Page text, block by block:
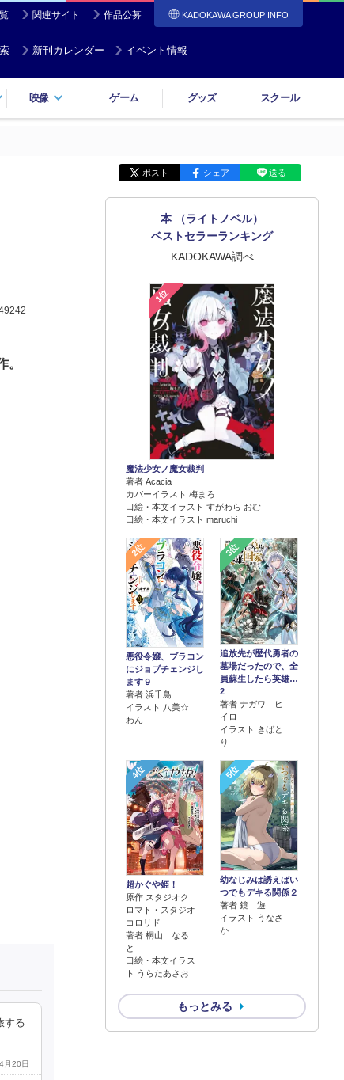
関連サイト 作品公募 KADOKAWA GROUP INFO
新刊カレンダー イベント情報
映像 ゲーム グッズ スクール
ポスト シェア 送る
。
する
月20日
本 （ライトノベル）
ベストセラーランキング
KADOKAWA調べ
1位
魔法少女ノ魔女裁判
著者 Acacia
カバーイラスト 梅まろ
口絵・本文イラスト すがわら おむ
口絵・本文イラスト maruchi
2位
悪役令嬢、ブラコン
にジョブチェンジし
ます９
著者 浜千鳥
イラスト 八美☆
わん
3位
追放先が歴代勇者の
墓場だったので、全
員蘇生したら英雄…
2
著者 ナガワ ヒ
イロ
イラスト きばと
り
4位
超かぐや姫！
原作 スタジオク
ロマト・スタジオ
コロリド
著者 桐山 なる
と
口絵・本文イラス
ト うらたあさお
5位
幼なじみは誘えばい
つでもデキる関係２
著者 鏡 遊
イラスト うなさ
か
もっとみる